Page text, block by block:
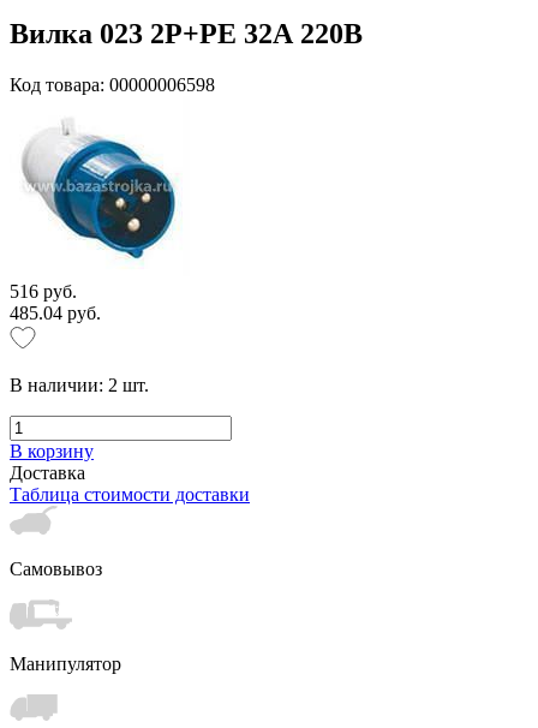
Вилка 023 2Р+РЕ 32А 220В
Код товара: 00000006598
516 руб.
485.04 руб.
В наличии: 2 шт.
В корзину
Доставка
Таблица стоимости доставки
Самовывоз
Манипулятор